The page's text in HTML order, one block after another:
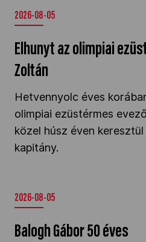
Társszervezetek
OVEP
Adatbank
2026-08-05
Elhunyt az olimpiai
Zoltán
Hetvennyolc éves
olimpiai ezüstérmes
közel húsz éven
kapitány.
2026-08-05
Balogh Gábor 50 éves